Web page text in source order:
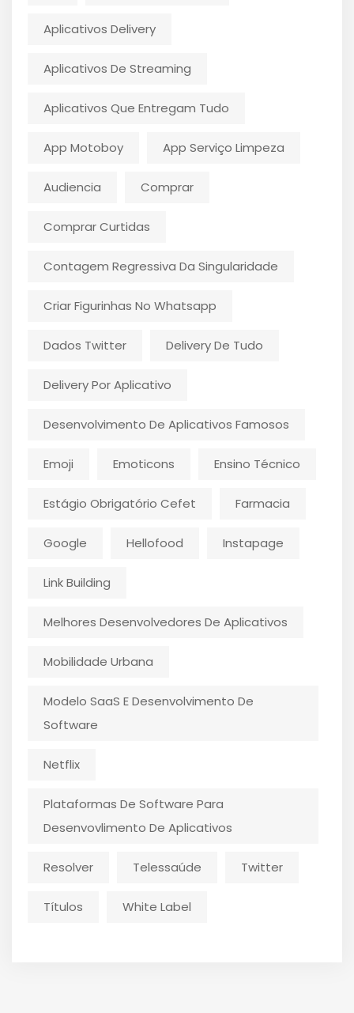
Aplicativos Delivery
Aplicativos De Streaming
Aplicativos Que Entregam Tudo
App Motoboy App Serviço Limpeza
Audiencia Comprar
Comprar Curtidas
Contagem Regressiva Da Singularidade
Criar Figurinhas No Whatsapp
Dados Twitter Delivery De Tudo
Delivery Por Aplicativo
Desenvolvimento De Aplicativos Famosos
Emoji Emoticons Ensino Técnico
Estágio Obrigatório Cefet Farmacia
Google Hellofood Instapage
Link Building
Melhores Desenvolvedores De Aplicativos
Mobilidade Urbana
Modelo SaaS E Desenvolvimento De
Software
Netflix
Plataformas De Software Para
Desenvovlimento De Aplicativos
Resolver Telessaúde Twitter
Títulos White Label